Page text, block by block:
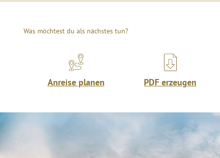
Was möchtest du als nächstes tun?
Anreise planen PDF erzeugen